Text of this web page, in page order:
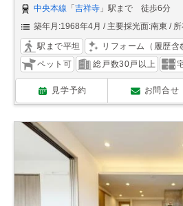
中央本線 「 吉祥寺 」駅まで 徒歩6分
築年月:1968年4月
主要採光面:南東
駅まで平坦 リフォーム（履歴含
ペット可
総戸数30戸以上
見学予約 お問合せ